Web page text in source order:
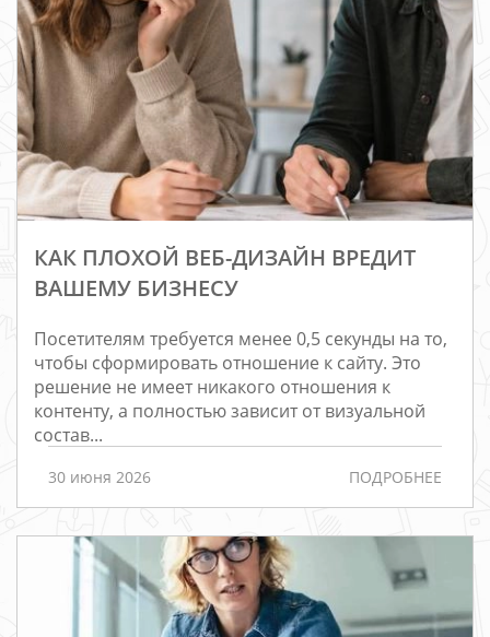
КАК ПЛОХОЙ ВЕБ-ДИЗАЙН ВРЕДИТ
ВАШЕМУ БИЗНЕСУ
Посетителям требуется менее 0,5 секунды на то,
чтобы сформировать отношение к сайту. Это
решение не имеет никакого отношения к
контенту, а полностью зависит от визуальной
состав...
30 июня 2026 ПОДРОБНЕЕ